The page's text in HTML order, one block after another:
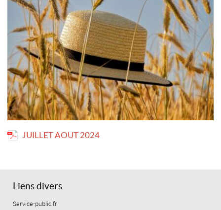
JUILLET AOUT 2024
Liens divers
Service-public.fr